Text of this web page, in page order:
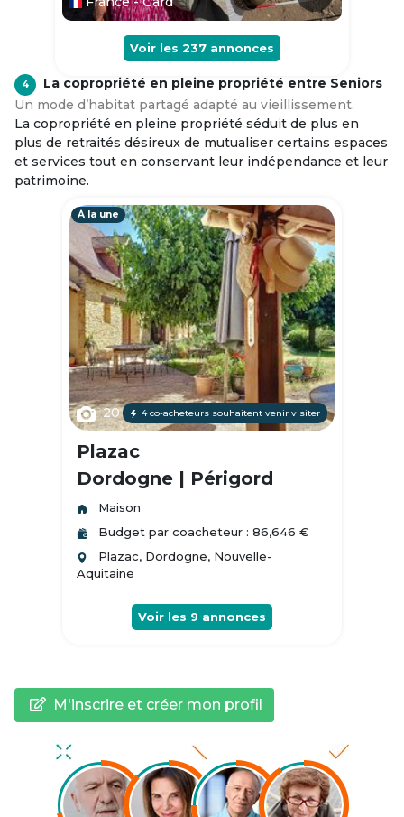
Voir les 237 annonces
4
La copropriété en pleine propriété entre Seniors
Un mode d’habitat partagé adapté au vieillissement.
La copropriété en pleine propriété séduit de plus en
plus de retraités désireux de mutualiser certains espaces
et services tout en conservant leur indépendance et leur
patrimoine.
À la une
20 4 co-acheteurs souhaitent venir visiter
Plazac
Dordogne | Périgord
Maison
Budget par coacheteur : 86,646 €
Plazac, Dordogne, Nouvelle-
Aquitaine
Voir les 9 annonces
M'inscrire et créer mon profil